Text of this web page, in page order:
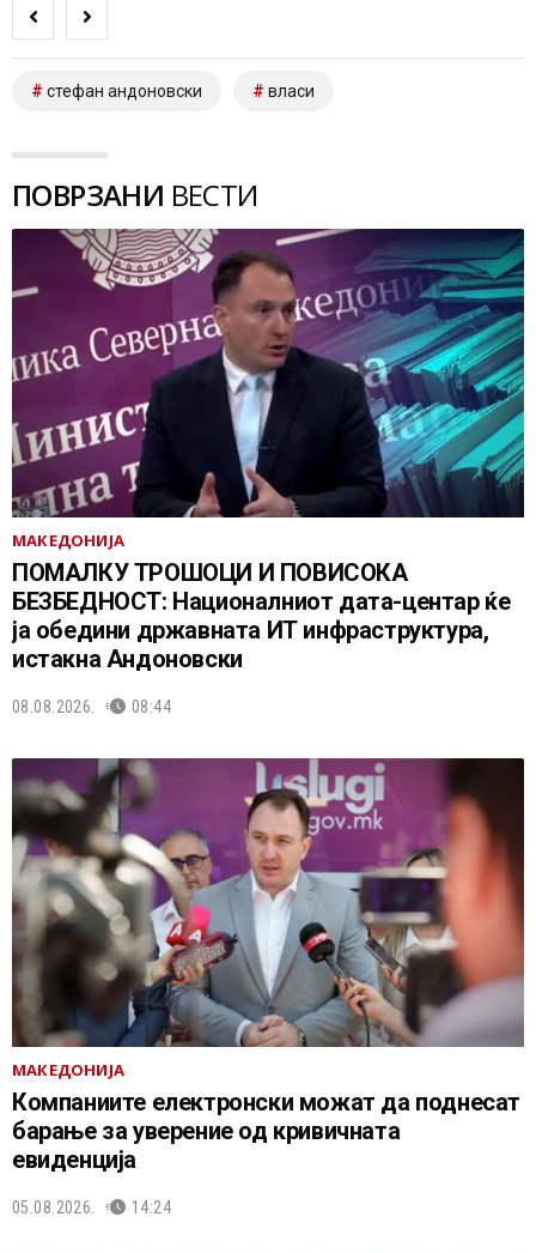
стефан андоновски власи
ПОВРЗАНИ ВЕСТИ
МАКЕДОНИЈА
ПОМАЛКУ ТРОШОЦИ И ПОВИСОКА
БЕЗБЕДНОСТ: Националниот дата-центар ќе
ја обедини државната ИТ инфраструктура,
истакна Андоновски
08.08.2026. 08:44
МАКЕДОНИЈА
Компаниите електронски можат да поднесат
барање за уверение од кривичната
евиденција
05.08.2026. 14:24